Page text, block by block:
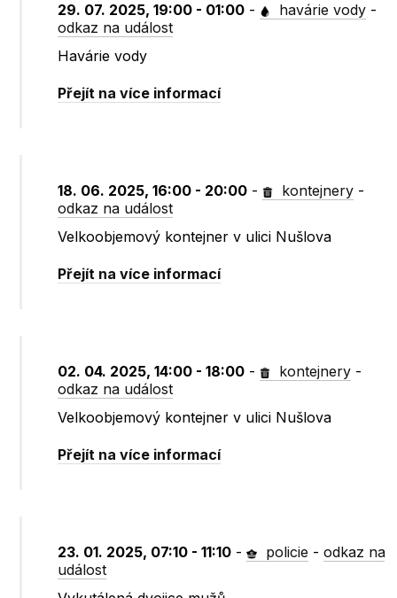
29. 07. 2025, 19:00 - 01:00 - havárie vody -
odkaz na událost
Havárie vody
Přejít na více informací
18. 06. 2025, 16:00 - 20:00 - kontejnery -
odkaz na událost
Velkoobjemový kontejner v ulici Nušlova
Přejít na více informací
02. 04. 2025, 14:00 - 18:00 - kontejnery -
odkaz na událost
Velkoobjemový kontejner v ulici Nušlova
Přejít na více informací
23. 01. 2025, 07:10 - 11:10 - policie -odkaz na
událost